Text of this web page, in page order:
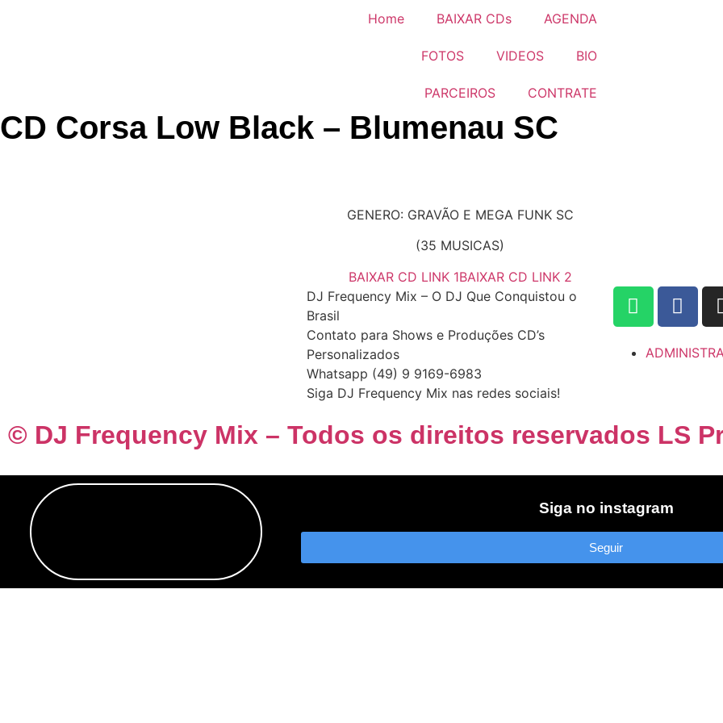
Home BAIXAR CDs AGENDA
FOTOS VIDEOS BIO
PARCEIROS CONTRATE
CD Corsa Low Black – Blumenau SC
GENERO: GRAVÃO E MEGA FUNK SC
(35 MUSICAS)
BAIXAR CD LINK 1BAIXAR CD LINK 2
DJ Frequency Mix – O DJ Que Conquistou o
Brasil
Contato para Shows e Produções CD’s
Personalizados
Whatsapp (49) 9 9169-6983
Siga DJ Frequency Mix nas redes sociais!
© DJ Frequency Mix – Todos os direitos reservados LS
Siga no instagram
Seguir